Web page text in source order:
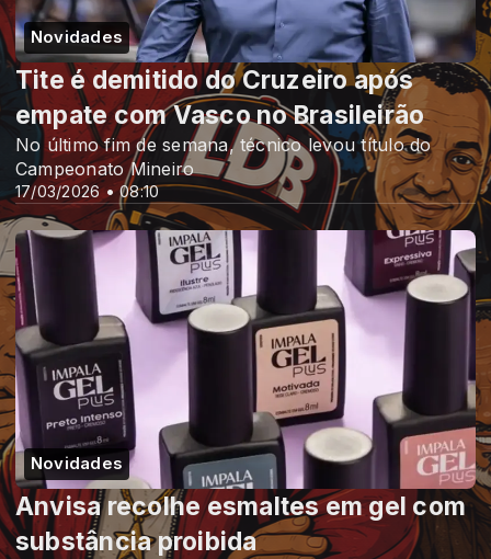
Novidades
17/03/2026 • 08:10
Tite é demitido do Cruzeiro após
empate com Vasco no Brasileirão
No último fim de semana, técnico levou título do
Campeonato Mineiro
Novidades
Anvisa recolhe esmaltes em gel com
substância proibida